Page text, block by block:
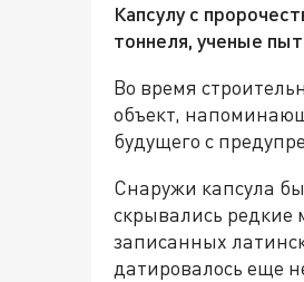
Капсулу с
тоннеля, ученые
Во время
объект,
будущего с
Снаружи капсула
скрывались редкие
записанных
датировалось еще